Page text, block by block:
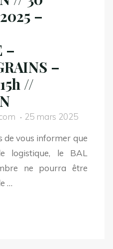
–
–
–
//
25 mars 2025
de vous informer que
logistique, le BAL
ne pourra être
…